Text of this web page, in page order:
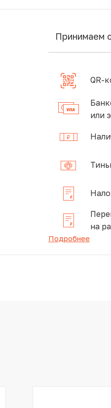
Принимаем
QR-
или
на
Подробнее